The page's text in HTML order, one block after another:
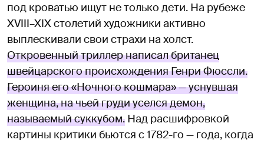
под кроватью ищут не только дети. На рубеже
XVIII–XIX столетий художники активно
выплескивали свои страхи на холст.
Откровенный триллер написал британец
швейцарского происхождения Генри Фюссли.
Героиня его «Ночного кошмара» — уснувшая
женщина, на чьей груди уселся демон,
называемый суккубом. Над расшифровкой
картины критики бьются с 1782-го — года, когда